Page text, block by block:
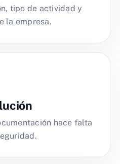
tipo de actividad y
la empresa.
hace falta